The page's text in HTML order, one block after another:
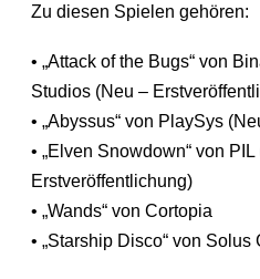
Zu diesen Spielen gehören:
• „Attack of the Bugs“ von
Studios (Neu –
• „Abyssus“ von PlaySys
• „Elven Snowdown“ von
Erstveröffentlichung)
• „Wands“ von Cortopia
• „Starship Disco“ von Solus